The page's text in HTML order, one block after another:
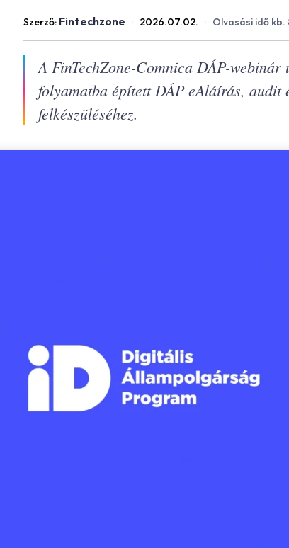
Szerző: Fintechzone · 2026.07.02. · Olvasási idő kb.
A FinTechZone-Comnica DÁP-
folyamatba épített DÁP eAláírás, audit
felkészüléséhez.